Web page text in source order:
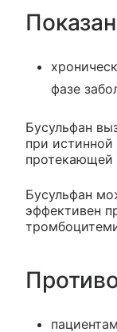
фазе
Бусульфан
при
Бусульфан
эффективен